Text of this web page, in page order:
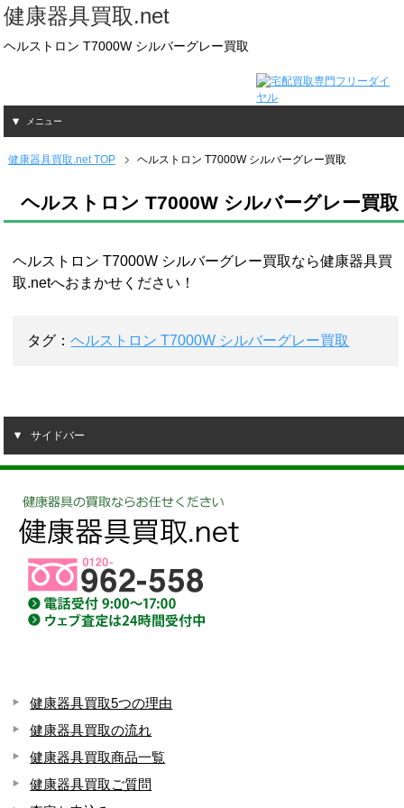
健康器具買取.net
ヘルストロン T7000W シルバーグレー買取
メニュー
健康器具買取.net TOP ヘルストロン T7000W シルバーグレー買取
ヘルストロン T7000W シルバーグレー買取
ヘルストロン T7000W シルバーグレー買取なら健康器具買
取.netへおまかせください！
タグ：ヘルストロン T7000W シルバーグレー買取
サイドバー
健康器具買取5つの理由
健康器具買取の流れ
健康器具買取商品一覧
健康器具買取ご質問